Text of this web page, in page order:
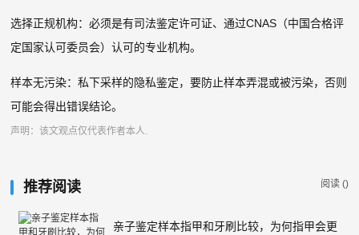
选择正规机构：必须是有司法鉴定许可证、通过CNAS（中国合格评
定国家认可委员会）认可的专业机构。
样本无污染：私下采样的隐私鉴定，要防止样本弄混或被污染，否则
可能会得出错误结论。
声明：该文观点仅代表作者本人.
阅读 ()
推荐阅读
亲子鉴定样本指甲和牙刷比较，为何指甲会更